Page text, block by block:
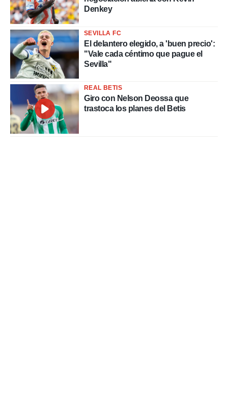
Denkey
SEVILLA FC
El delantero elegido, a 'buen precio':
"Vale cada céntimo que pague el
Sevilla"
REAL BETIS
Giro con Nelson Deossa que
trastoca los planes del Betis